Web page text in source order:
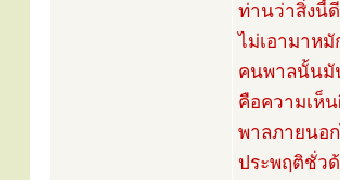
ท่านว่าสิ่งนี้
ไม่เอามาห
คนพาลนั้นมั
คือความเห็
พาลภายนอ
ประพฤติชั่ว